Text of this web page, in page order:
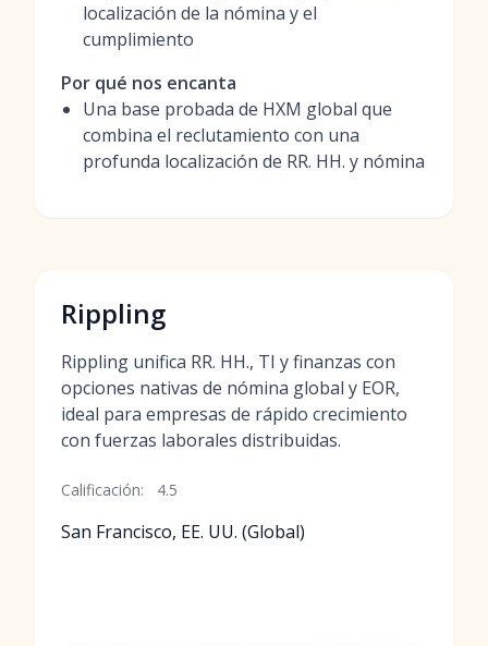
localización de la nómina y el
cumplimiento
Por qué nos encanta
Una base probada de HXM global que
combina el reclutamiento con una
profunda localización de RR. HH. y nómina
Rippling
Rippling unifica RR. HH., TI y finanzas con
opciones nativas de nómina global y EOR,
ideal para empresas de rápido crecimiento
con fuerzas laborales distribuidas.
Calificación: 4.5
San Francisco, EE. UU. (Global)